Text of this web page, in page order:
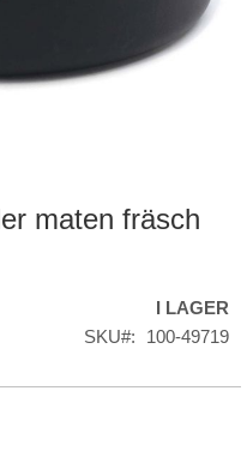
maten fräsch
I LAGER
SKU
100-49719